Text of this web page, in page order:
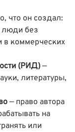
что он создал:
люди без
в коммерческих
(РИД) —
литературы,
— право автора
на
или